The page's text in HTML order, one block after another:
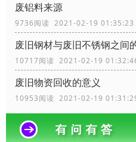
废铝料来源
9736阅读 2021-02-19 01:35:23
废旧钢材与废旧不锈钢之间
10717阅读 2021-02-19
废旧物资回收的意义
10953阅读 2021-02-19